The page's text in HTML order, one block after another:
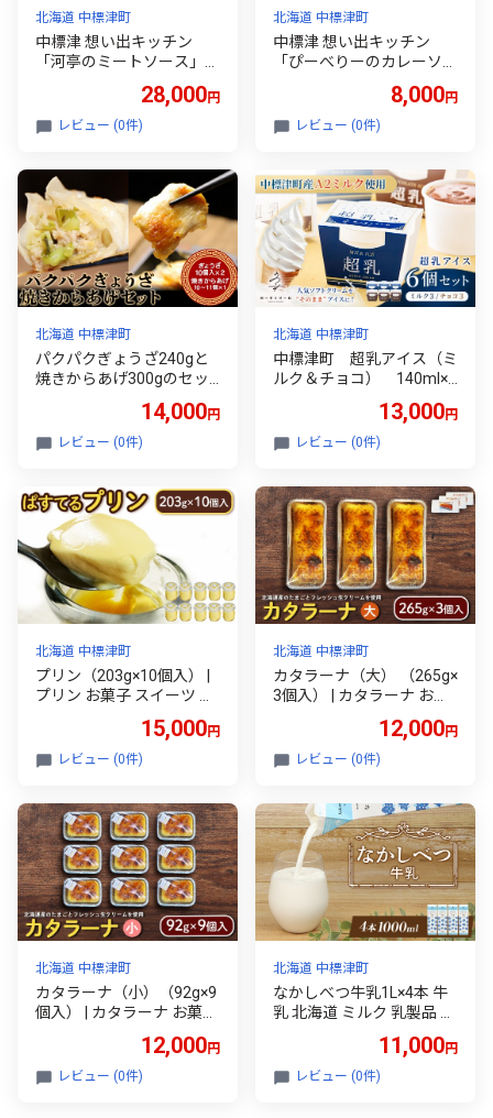
北海道 中標津町
中標津 想い出キッチン
「河亭のミートソース」
「ぴーべりーのカレーソー
ス」「富貴庵のカレーうど
さと納税 北海道 中標津 カ
レー うどん ミート ソース
レトルト パック 時短 料
理 お取り寄せ 河亭 や
まや ぴーべりー 富貴庵 そ
ば店 お取り寄せ ワンスト
ップ マイページ なかしべ
48】
28,000円
レビュー (0件)
北海道 中標津町
中標津 想い出キッチン
「ぴーべりーのカレーソー
どんの素」２種×1箱詰め
合わせ | オンライン申請 ふ
ルト パック 時短 料理 店
の味 喫茶店 お取り寄せ ぴ
ーべりー 富貴庵 そば店 ワ
ンストップ マイページ な
かしべつ観光協会 中標津
町【32049】
8,000円
レビュー (0件)
北海道 中標津町
パクパクぎょうざ240gと
焼きからあげ300gのセッ
14,000円
レビュー (0件)
北海道 中標津町
中標津町 超乳アイス（ミ
ルク＆チョコ） 140ml×6
るさと納税 北海道 中標津
詰め合わせ アイス ミルク
つ 食後 デザート お取り寄
せ NORTH CREAM の～す
くり～む 中標津町【7800
102】
13,000円
レビュー (0件)
北海道 中標津町
プリン（203g×10個入） |
プリン お菓子 スイーツ お
か 手造り お取り寄せ ふる
さと納税 北海道 中標津町
15,000円
レビュー (0件)
北海道 中標津町
カタラーナ（大） （265g×
3個入） | カタラーナ お菓
ザート お取り寄せ ふるさ
と納税 企業組合くれすと
12,000円
レビュー (0件)
北海道 中標津町
カタラーナ（小）（92g×9
個入） | カタラーナ お菓子
ート お取り寄せ ふるさと
納税 企業組合くれすとぱ
12,000円
レビュー (0件)
北海道 中標津町
なかしべつ牛乳1L×4本 牛
乳 北海道 ミルク 乳製品 乳
お取り寄せ ふるさと納税
中標津町 中標津【140550
11,000円
レビュー (0件)